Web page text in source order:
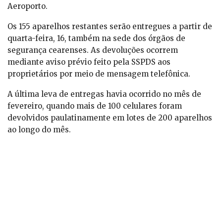
Aeroporto.
Os 155 aparelhos restantes serão entregues a partir de
quarta-feira, 16, também na sede dos órgãos de
segurança cearenses. As devoluções ocorrem
mediante aviso prévio feito pela SSPDS aos
proprietários por meio de mensagem telefônica.
A última leva de entregas havia ocorrido no mês de
fevereiro, quando mais de 100 celulares foram
devolvidos paulatinamente em lotes de 200 aparelhos
ao longo do mês.